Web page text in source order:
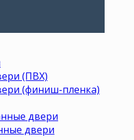
(ПВХ)
(финиш-пленка)
двери
двери